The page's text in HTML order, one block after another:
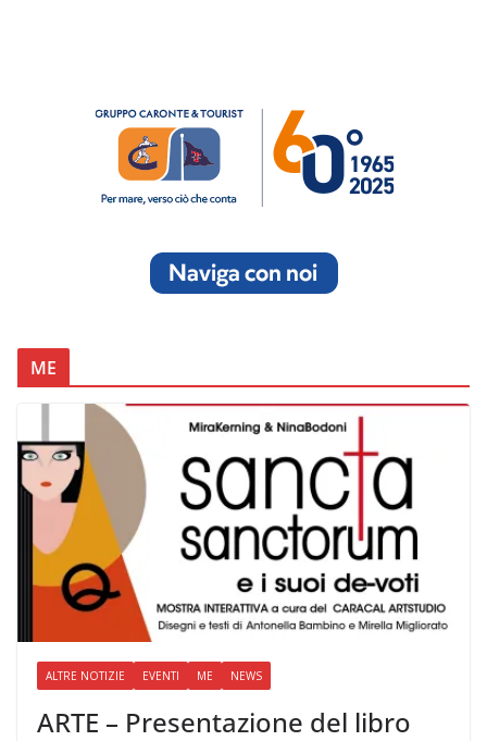
ME
ALTRE NOTIZIE EVENTI ME NEWS
ARTE – Presentazione del libro